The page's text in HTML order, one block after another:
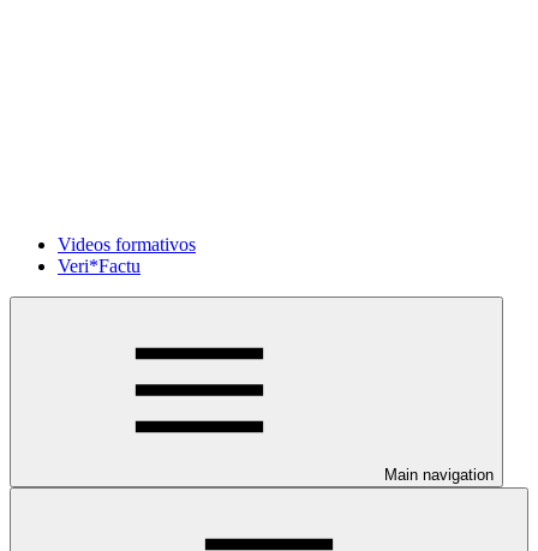
Videos formativos
Veri*Factu
Main navigation